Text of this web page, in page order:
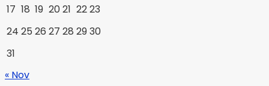
17 18 19 20 21 2223
24 25 26 27 28 2930
31
« Nov